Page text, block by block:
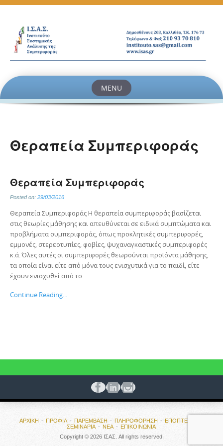
MENU
Skip
Θεραπεία Συμπεριφοράς
Θεραπεία Συμπεριφοράς
Posted on: 29/03/2016
Θεραπεία Συμπεριφοράς Η θεραπεία συμπεριφοράς βασίζεται
στις θεωρίες μάθησης και απευθύνεται σε ειδικά συμπτώματα και
προβλήματα συμπεριφοράς, όπως προκλητικές συμπεριφορές,
εμμονές, στερεοτυπίες, φοβίες, ψυχαναγκαστικές συμπεριφορές
κ.ά. Όλες αυτές οι συμπεριφορές θεωρούνται προϊόντα μάθησης,
τα οποία είναι είτε από μόνα τους ενισχυτικά για το παιδί, είτε
έχουν ενισχυθεί από το...
Continue Reading...
ΑΡΧΙΚΗ ΠΡΟΦΙΛ ΠΑΡΕΜΒΑΣΗ ΠΛΗΡΟΦΟΡΗΣΗ
ΕΠΟΠΤΕΙΕΣ ΚΑΙ
ΣΕΜΙΝΑΡΙΑ
ΝΕΑ
ΕΠΙΚΟΙΝΩΝΙΑ
Copyright © 2026 ΙΣΑΣ. All rights reserved.